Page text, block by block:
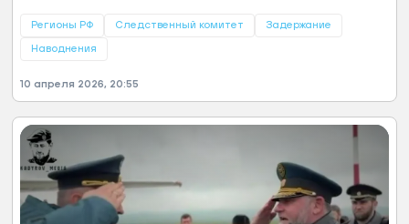
сообщили в пресс-службе республиканского
Регионы РФ Следственный комитет Задержание
Наводнения
10 апреля 2026, 20:55